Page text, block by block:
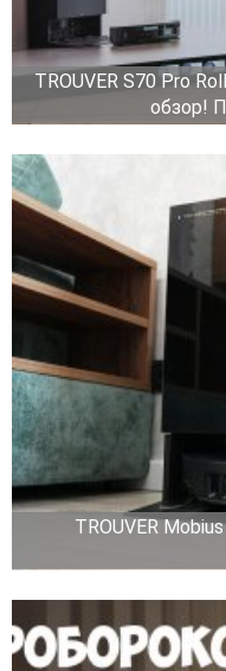
TROUVER S70 Pro
обзор!
TROUVER